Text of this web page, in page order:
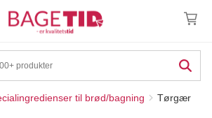
til brød/bagning Tørgær